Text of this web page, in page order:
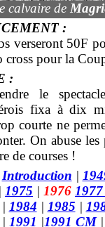
calvaire de
:
verseront 50F
cross pour la
:
le
fixa à dix
courte ne
On abuse
de courses !
Introduction |
| 1975 | 1976
| 1984 | 1985 |
1991 |1991 CM|